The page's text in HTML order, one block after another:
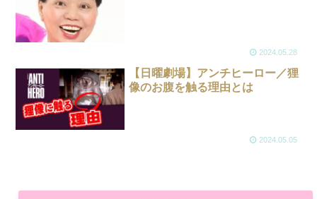
2024.05.28
【日曜劇場】アンチヒーロー／狸
像のお腹を触る理由とは
2024.05.05